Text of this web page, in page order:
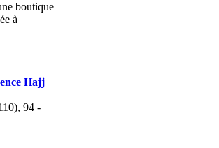
boutique
à
Hajj
94 -